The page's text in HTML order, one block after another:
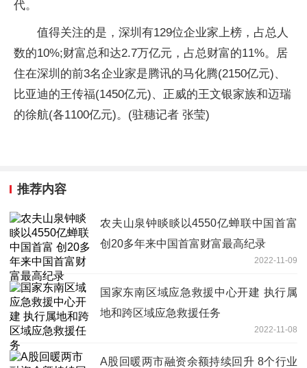
代。
值得关注的是，深圳有129位企业家上榜，占总人
数的10%;财富总和达2.7万亿元，占总财富的11%。居
住在深圳的前3名企业家是腾讯的马化腾(2150亿元)、
比亚迪的王传福(1450亿元)、正威的王文银家族和迈瑞
的徐航(各1100亿元)。(驻穗记者 张莹)
推荐内容
农夫山泉钟睒睒以4550亿蝉联中国首富
创20多年来中国首富财富最高纪录
2022-11-09
国家东南区域应急救援中心开建 执行属
地和跨区域应急救援任务
2022-11-08
A股回暖两市融资余额持续回升 8个行业